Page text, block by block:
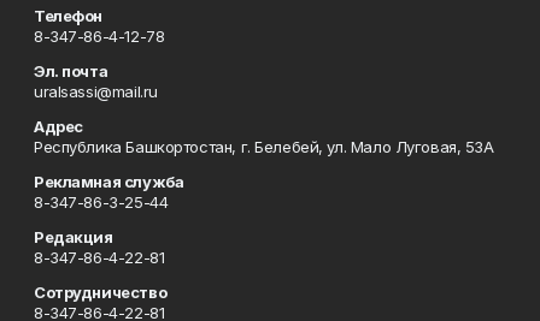
Телефон
8-347-86-4-12-78
Эл. почта
uralsassi@mail.ru
Адрес
Республика Башкортостан, г. Белебей, ул. Мало Луговая, 53А
Рекламная служба
8-347-86-3-25-44
Редакция
8-347-86-4-22-81
Сотрудничество
8-347-86-4-22-81